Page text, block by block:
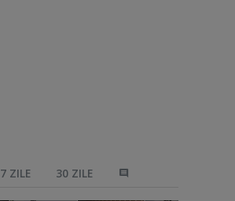
7 ZILE 30 ZILE